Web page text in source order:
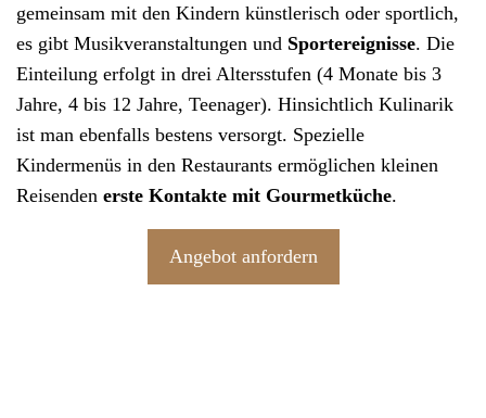
gemeinsam mit den Kindern künstlerisch oder sportlich,
es gibt Musikveranstaltungen und Sportereignisse. Die
Einteilung erfolgt in drei Altersstufen (4 Monate bis 3
Jahre, 4 bis 12 Jahre, Teenager). Hinsichtlich Kulinarik
ist man ebenfalls bestens versorgt. Spezielle
Kindermenüs in den Restaurants ermöglichen kleinen
Reisenden erste Kontakte mit Gourmetküche.
Angebot anfordern